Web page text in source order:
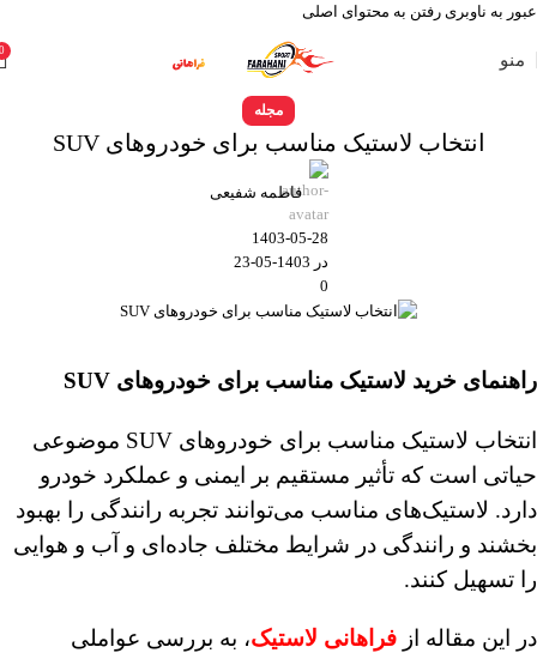
عبور به ناوبری رفتن به محتوای اصلی
منو
مجله
انتخاب لاستیک مناسب برای خودروهای SUV
فاطمه شفیعی
1403-05-28
در 1403-05-23
0
راهنمای خرید لاستیک مناسب برای خودروهای SUV
انتخاب لاستیک مناسب برای خودروهای SUV موضوعی
حیاتی است که تأثیر مستقیم بر ایمنی و عملکرد خودرو
دارد. لاستیک‌های مناسب می‌توانند تجربه رانندگی را بهبود
بخشند و رانندگی در شرایط مختلف جاده‌ای و آب و هوایی
را تسهیل کنند.
در این مقاله از فراهانی لاستیک، به بررسی عواملی